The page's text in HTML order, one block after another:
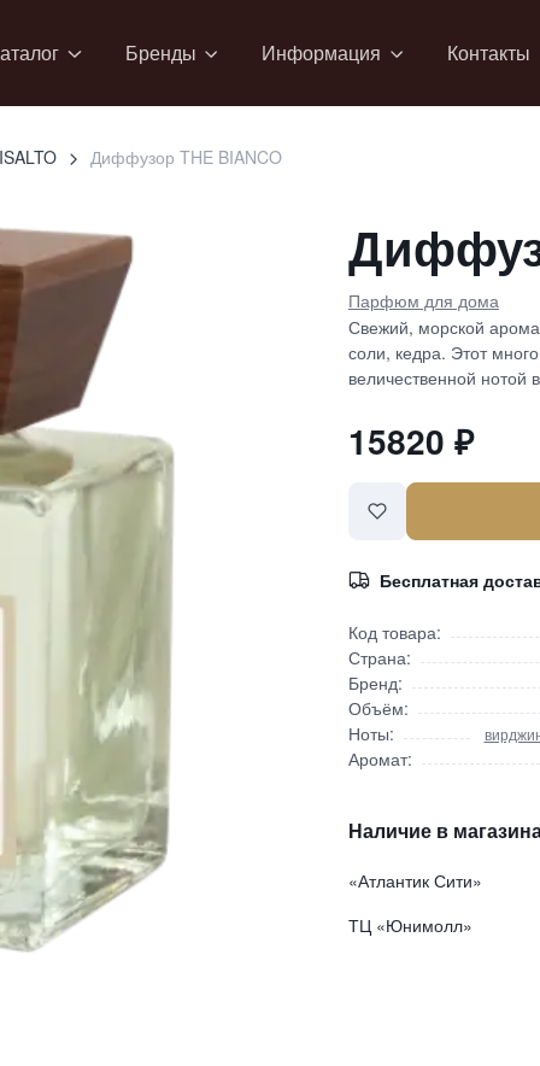
Бренды Информация Контакты
Диффузор THE BIANCO
Парфюм для дома
Свежий, морской
соли, кедра. Этот
величественной нотой
15820 ₽
Бесплатная
Код товара:
Страна:
Бренд:
Объём:
Ноты:
Аромат:
Наличие в
«Атлантик Сити»
ТЦ «Юнимолл»